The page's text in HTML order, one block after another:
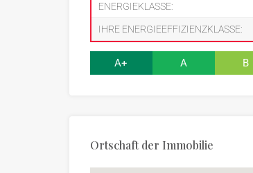
ENERGIEKLASSE:
IHRE ENERGIEEFFIZIENZKLASSE:
A+ A B
Ortschaft der Immobilie